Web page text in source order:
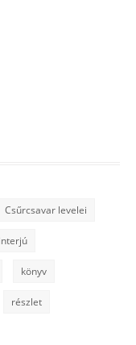
Csűrcsavar levelei
interjú
könyv
részlet